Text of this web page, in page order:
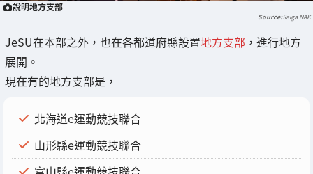
說明地方支部
Saiga NAK
JeSU在本部之外，也在各都道府縣設置地方支部 ，進行地方
展開。
現在有的地方支部是，
北海道e運動競技聯合
山形縣e運動競技聯合